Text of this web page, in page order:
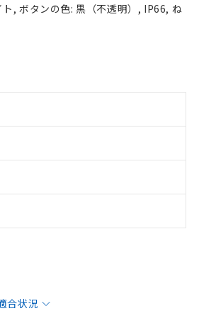
, ボタンの色: 黒（不透明）, IP66, ね
合状況